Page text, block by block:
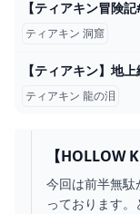
ティアキン 洞窟
ティアキン 龍の泪
【HOLLOW
探索する7-1 -
今回は前半無駄
っております